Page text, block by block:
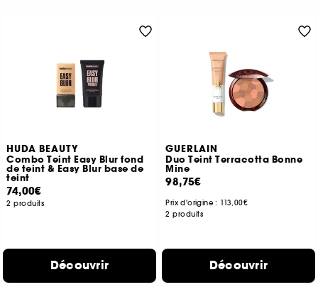
HUDA BEAUTY
Combo Teint Easy Blur fond
de teint & Easy Blur base de
teint
74,00€
2 produits
Découvrir
GUERLAIN
Duo Teint Terracotta Bonne
Mine
98,75€
Prix d'origine : 113,00€
2 produits
Découvrir